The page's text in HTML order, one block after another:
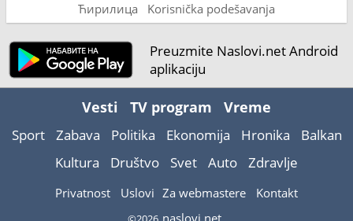
Ћирилица Korisnička podešavanja
Preuzmite Naslovi.net Android
aplikaciju
Vesti TV program Vreme
Sport Zabava Politika Ekonomija Hronika
Balkan
Kultura
Društvo Svet Auto Zdravlje
Privatnost Uslovi Za webmastere Kontakt
naslovi.net